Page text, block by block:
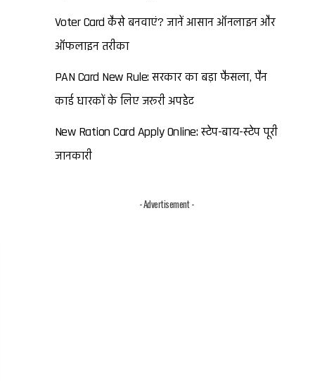
Voter Card कैसे बनवाएं? जानें आसान ऑनलाइन और
ऑफलाइन तरीका
PAN Card New Rule: सरकार का बड़ा फैसला, पैन
कार्ड धारकों के लिए जरूरी अपडेट
New Ration Card Apply Online: स्टेप-बाय-स्टेप पूरी
जानकारी
- Advertisement -